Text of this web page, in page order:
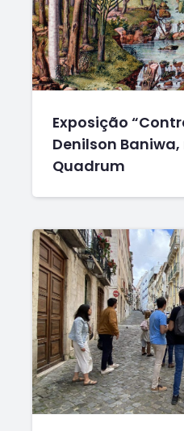
Exposição
Denilson
Quadrum